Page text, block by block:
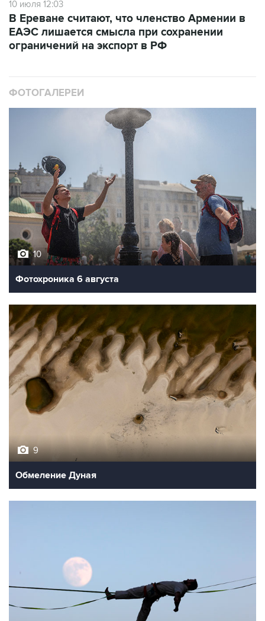
ЕАЭС лишается смысла при сохранении
ограничений на экспорт в РФ
Фотохроника 6 августа
Обмеление Дуная